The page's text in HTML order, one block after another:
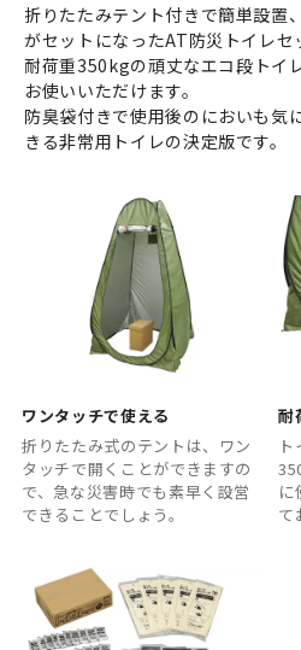
折りたたみテント付きで簡単設置
がセットになったAT防災トイレセ
耐荷重350kgの頑丈なエコ段トイ
お使いいただけます。
防臭袋付きで使用後のにおいも気
きる非常用トイレの決定版です。
ワンタッチで使える
折りたたみ式のテントは、ワン
タッチで開くことができますの
で、急な災害時でも素早く設営
できることでしょう。
耐
に
て